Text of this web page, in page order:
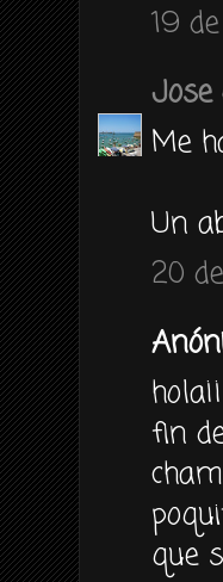
19
Jose
Me
Un
20
fin
que